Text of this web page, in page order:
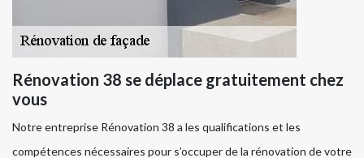
Rénovation 38 se déplace gratuitement chez
vous
Notre entreprise Rénovation 38 a les qualifications et les
compétences nécessaires pour s’occuper de la rénovation de votre